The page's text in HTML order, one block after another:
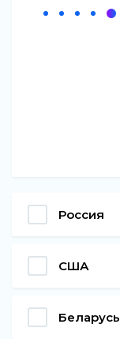
Россия
США
Беларусь